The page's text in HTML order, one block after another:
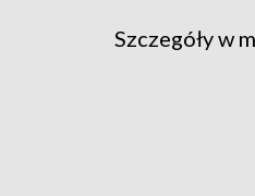
Szczegóły w